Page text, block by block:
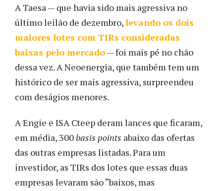
A Taesa — que havia sido mais agressiva no
último leilão de dezembro,levando os dois
maiores lotes com TIRs consideradas
baixas pelo mercado— foi mais pé no chão
dessa vez. A Neoenergia, que também tem um
histórico de ser mais agressiva, surpreendeu
com deságios menores.
A Engie e ISA Cteep deram lances que ficaram,
em média, 300basis points abaixo das ofertas
das outras empresas listadas. Para um
investidor, as TIRs dos lotes que essas duas
empresas levaram são “baixos, mas